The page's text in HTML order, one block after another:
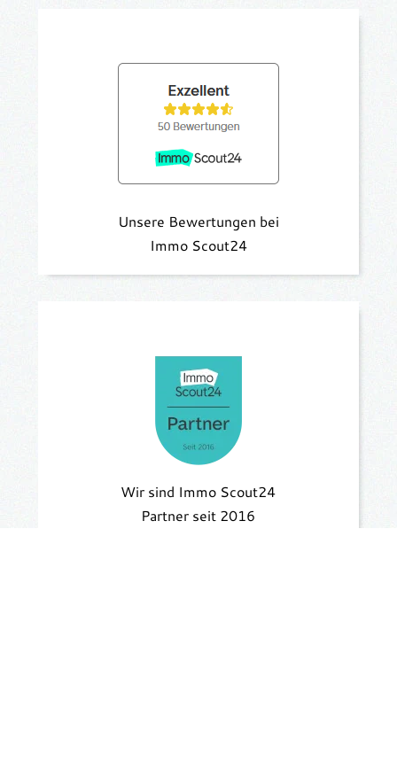
Unsere Bewertungen bei
Immo Scout24
Wir sind Immo Scout24
Partner seit 2016